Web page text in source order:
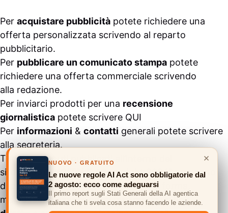
Per acquistare pubblicità potete richiedere una
offerta personalizzata scrivendo al reparto
pubblicitario.
Per pubblicare un comunicato stampa potete
richiedere una offerta commerciale scrivendo
alla redazione.
Per inviarci prodotti per una recensione
giornalistica potete scrivere QUI
Per informazioni & contatti generali potete scrivere
alla segreteria.
Tutti i contenuti pubblicati all’interno del
sito #ASSODIGITALE.“Copyright 2024” non sono
duplicabili e/o riproducibili in nessuna forma,
ma possono essere citati inserendo un link
×
NUOVO · GRATUITO
Le nuove regole AI Act sono obbligatorie dal
2 agosto: ecco come adeguarsi
Il primo report sugli Stati Generali della AI agentica
italiana che ti svela cosa stanno facendo le aziende.